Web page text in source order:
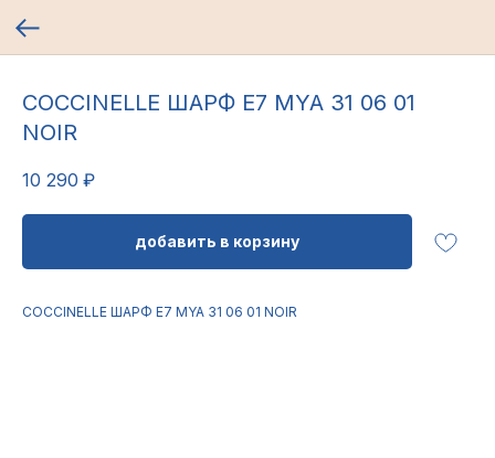
COCCINELLE ШАРФ E7 MYA 31 06 01
NOIR
10 290 ₽
добавить в корзину
COCCINELLE ШАРФ E7 MYA 31 06 01 NOIR